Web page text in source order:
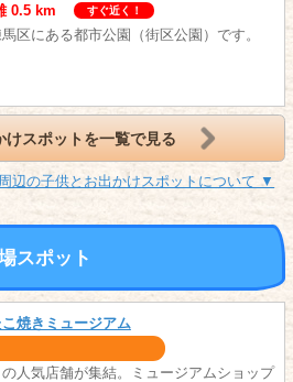
0.5 km
すぐ近く！
区にある都市公園（街区公園）です。
けスポットを一覧で見る
辺の子供とお出かけスポットについて ▼
スポット
焼きミュージアム
人気店舗が集結。ミュージアムショップ